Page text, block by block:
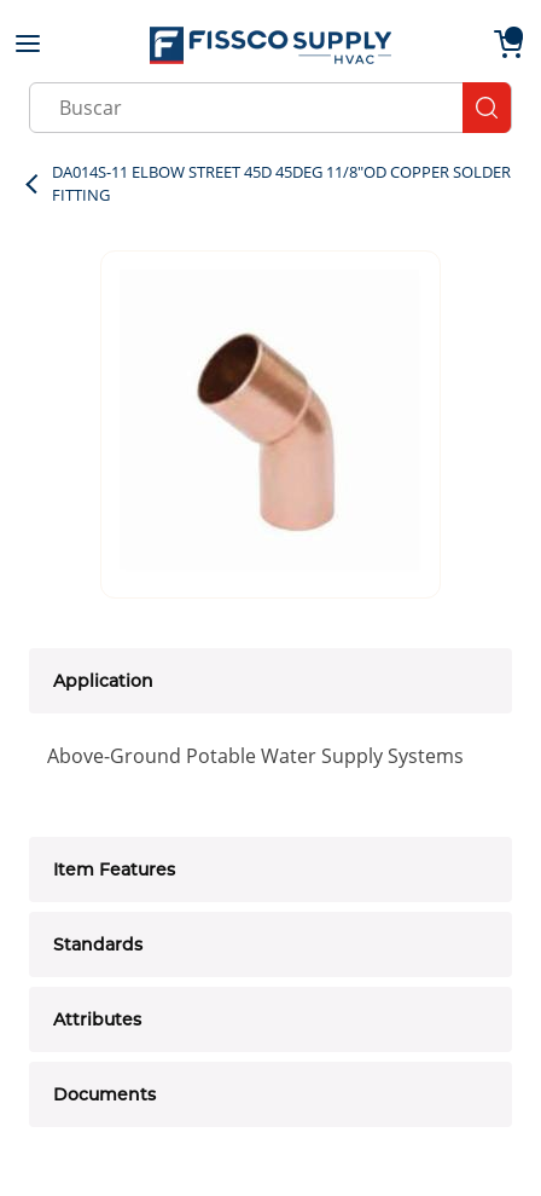
Skip to main content
Site Search
DA014S-11 ELBOW STREET 45D 45DEG 11/8"OD COPPER SOLDER
FITTING
Application
Above-Ground Potable Water Supply Systems
Item Features
Standards
Attributes
Documents